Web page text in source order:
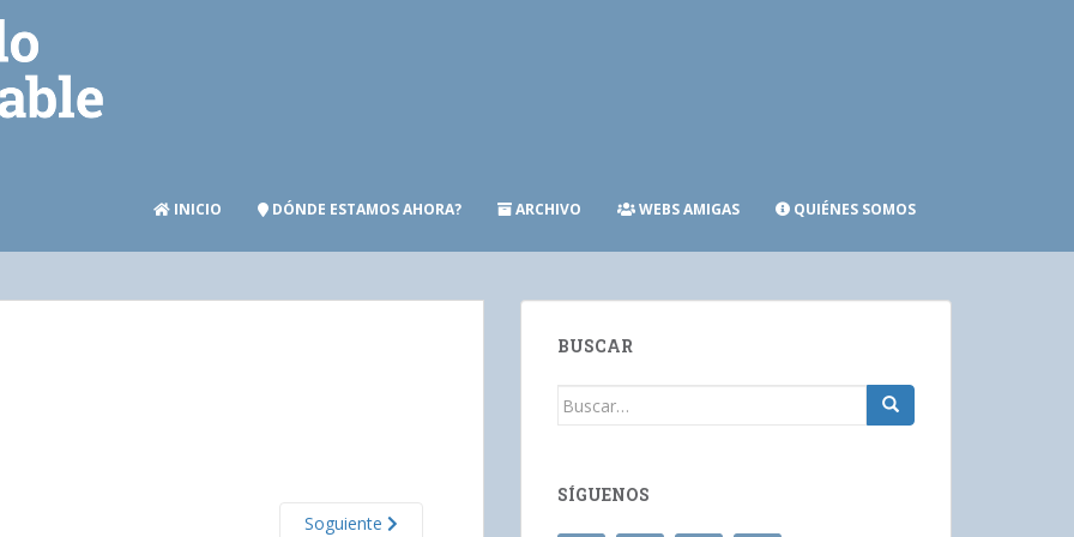
INICIO DÓNDE ESTAMOS AHORA? ARCHIVO WEBS AMIGAS QUIÉNES SOMOS
Soguiente
BUSCAR
Buscar:
SÍGUENOS